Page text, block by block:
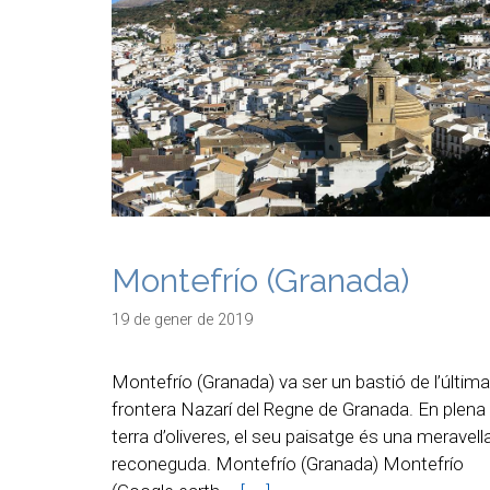
Montefrío (Granada)
19 de gener de 2019
Montefrío (Granada) va ser un bastió de l’última
frontera Nazarí del Regne de Granada. En plena
terra d’oliveres, el seu paisatge és una
reconeguda. Montefrío (Granada) Montefrío